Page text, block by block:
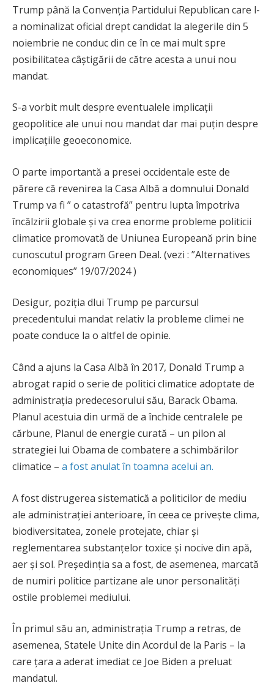
Trump până la Convenția Partidului Republican care l-
a nominalizat oficial drept candidat la alegerile din 5
noiembrie ne conduc din ce în ce mai mult spre
posibilitatea câștigării de către acesta a unui nou
mandat.
S-a vorbit mult despre eventualele implicații
geopolitice ale unui nou mandat dar mai puțin despre
implicațiile geoeconomice.
O parte importantă a presei occidentale este de
părere că revenirea la Casa Albă a domnului Donald
Trump va fi ” o catastrofă” pentru lupta împotriva
încălzirii globale și va crea enorme probleme politicii
climatice promovată de Uniunea Europeană prin bine
cunoscutul program Green Deal. (vezi : ”Alternatives
economiques” 19/07/2024 )
Desigur, poziția dlui Trump pe parcursul
precedentului mandat relativ la probleme climei ne
poate conduce la o altfel de opinie.
Când a ajuns la Casa Albă în 2017, Donald Trump a
abrogat rapid o serie de politici climatice adoptate de
administrația predecesorului său, Barack Obama.
Planul acestuia din urmă de a închide centralele pe
cărbune, Planul de energie curată – un pilon al
strategiei lui Obama de combatere a schimbărilor
climatice – a fost anulat în toamna acelui an.
A fost distrugerea sistematică a politicilor de mediu
ale administrației anterioare, în ceea ce privește clima,
biodiversitatea, zonele protejate, chiar și
reglementarea substanțelor toxice și nocive din apă,
aer și sol. Președinția sa a fost, de asemenea, marcată
de numiri politice partizane ale unor personalități
ostile problemei mediului.
În primul său an, administrația Trump a retras, de
asemenea, Statele Unite din Acordul de la Paris – la
care țara a aderat imediat ce Joe Biden a preluat
mandatul.